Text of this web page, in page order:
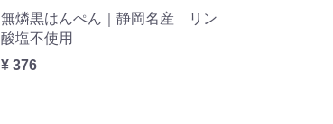
無燐黒はんぺん｜静岡名産 リン
酸塩不使用
¥ 376